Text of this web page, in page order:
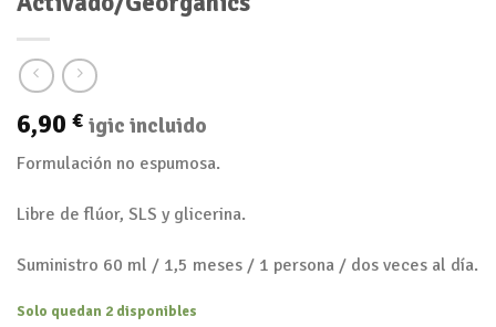
6,90 € igic incluido
Formulación no espumosa.
Libre de flúor, SLS y glicerina.
Suministro 60 ml / 1,5 meses / 1 persona / dos veces al día.
Solo quedan 2 disponibles